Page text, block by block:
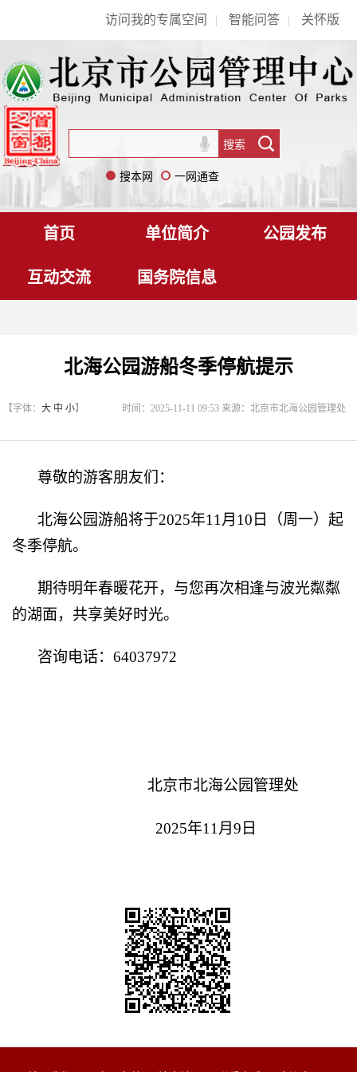
访问我的专属空间 | 智能问答 | 关怀版
搜本网 一网通查
首页 单位简介 公园发布
互动交流 国务院信息
北海公园游船冬季停航提示
时间：2025-11-11 09:53 来源：北京市北海公园管理处
【字体： 大 中 小】
尊敬的游客朋友们：
北海公园游船将于2025年11月10日（周一）起
冬季停航。
期待明年春暖花开，与您再次相逢与波光粼粼
的湖面，共享美好时光。
咨询电话：64037972
北京市北海公园管理处
2025年11月9日